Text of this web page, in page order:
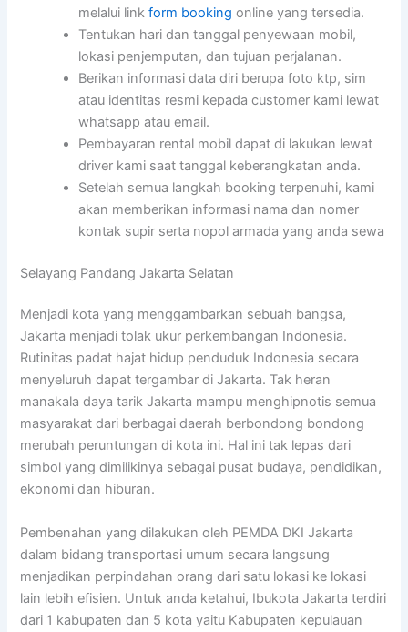
melalui linkform booking online yang tersedia.
Tentukan hari dan tanggal penyewaan mobil,
lokasi penjemputan, dan tujuan perjalanan.
Berikan informasi data diri berupa foto ktp, sim
atau identitas resmi kepada customer kami lewat
whatsapp atau email.
Pembayaran rental mobil dapat di lakukan lewat
driver kami saat tanggal keberangkatan anda.
Setelah semua langkah booking terpenuhi, kami
akan memberikan informasi nama dan nomer
kontak supir serta nopol armada yang anda sewa
Selayang Pandang Jakarta Selatan
Menjadi kota yang menggambarkan sebuah bangsa,
Jakarta menjadi tolak ukur perkembangan Indonesia.
Rutinitas padat hajat hidup penduduk Indonesia secara
menyeluruh dapat tergambar di Jakarta. Tak heran
manakala daya tarik Jakarta mampu menghipnotis semua
masyarakat dari berbagai daerah berbondong bondong
merubah peruntungan di kota ini. Hal ini tak lepas dari
simbol yang dimilikinya sebagai pusat budaya, pendidikan,
ekonomi dan hiburan.
Pembenahan yang dilakukan oleh PEMDA DKI Jakarta
dalam bidang transportasi umum secara langsung
menjadikan perpindahan orang dari satu lokasi ke lokasi
lain lebih efisien. Untuk anda ketahui, Ibukota Jakarta terdiri
dari 1 kabupaten dan 5 kota yaitu Kabupaten kepulauan